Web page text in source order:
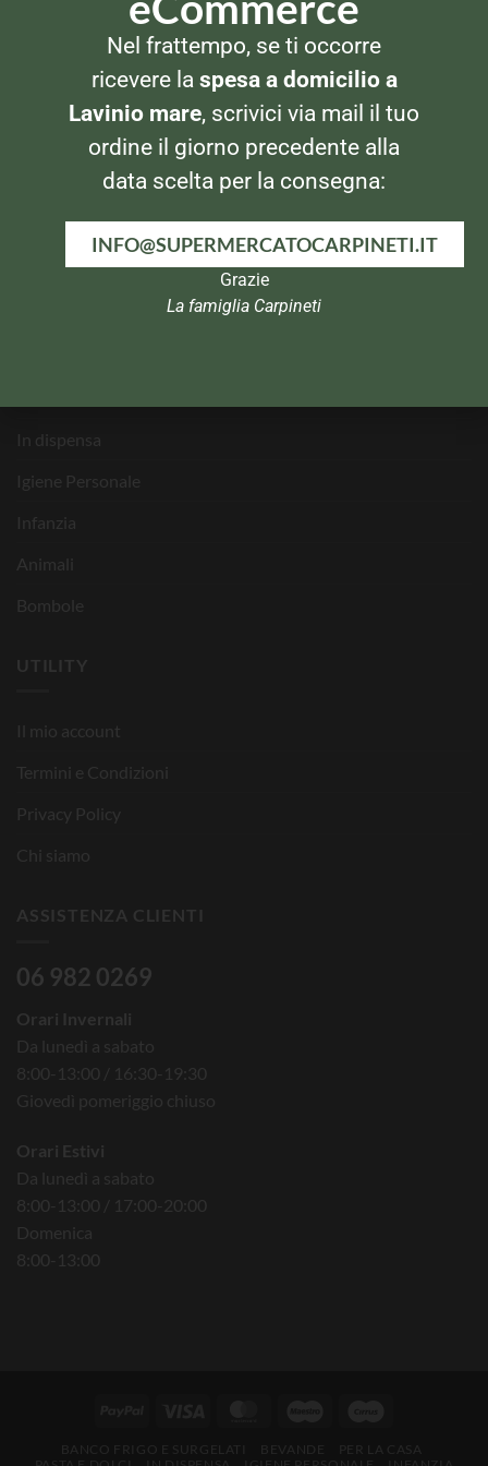
Via Alla Marina, 29
00042 – Anzio (RM)
Banco Frigo e Surgelati
In dispensa
Igiene Personale
Infanzia
Animali
Bombole
UTILITY
Il mio account
Termini e Condizioni
Privacy Policy
Chi siamo
ASSISTENZA CLIENTI
06 982 0269
Orari Invernali
Da lunedì a sabato
8:00-13:00 / 16:30-19:30
Giovedì pomeriggio chiuso
Orari Estivi
Da lunedì a sabato
8:00-13:00 / 17:00-20:00
Domenica
8:00-13:00
Nel frattempo, se ti occorre
ricevere la spesa a domicilio a
Lavinio mare, scrivici via mail il tuo
ordine il giorno precedente alla
data scelta per la consegna:
INFO@SUPERMERCATOCARPINETI.IT
Grazie
La famiglia Carpineti